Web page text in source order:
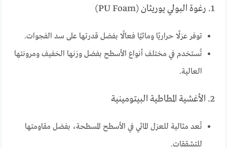
1. رغوة البولي يوريثان (PU Foam)
توفر عزلًا حراريًا ومائيًا فعالًا بفضل قدرتها على سد الفجوات.
تُستخدم في مختلف أنواع الأسطح بفضل وزنها الخفيف ومرونتها
العالية.
2. الأغشية المطاطية البيتومينية
تُعد مثالية للعزل المائي في الأسطح المسطحة، بفضل مقاومتها
للتشققات.